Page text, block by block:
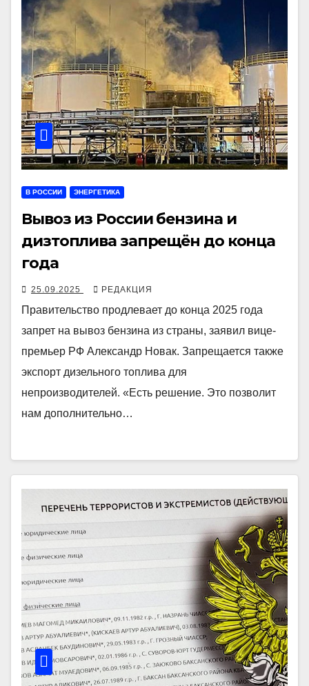
В РОССИИ ЭНЕРГЕТИКА
Вывоз из России бензина и
дизтоплива запрещён до конца
года
25.09.2025 РЕДАКЦИЯ
Правительство продлевает до конца 2025 года
запрет на вывоз бензина из страны, заявил вице-
премьер РФ Александр Новак. Запрещается также
экспорт дизельного топлива для
непроизводителей. «Есть решение. Это позволит
нам дополнительно…